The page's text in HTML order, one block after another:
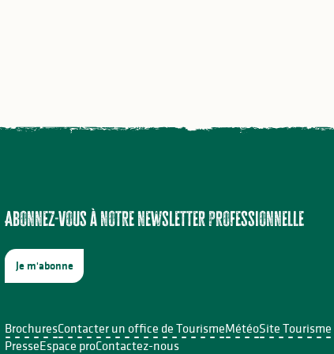
Abonnez-vous à notre newsletter professionnelle
Je m'abonne
BrochuresContacter un office de TourismeMétéoSite Tourisme
PresseEspace proContactez-nous